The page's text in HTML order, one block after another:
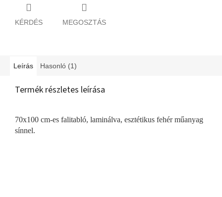
KÉRDÉS MEGOSZTÁS
Leírás Hasonló (1)
Termék részletes leírása
70x100 cm-es falitabló, laminálva, esztétikus fehér műanyag
sínnel.